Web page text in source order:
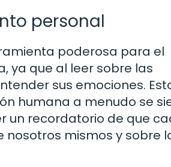
personal
poderosa para el
ya que al leer sobre las
sus emociones.
humana a menudo se
un recordatorio de que
mismos y sobre